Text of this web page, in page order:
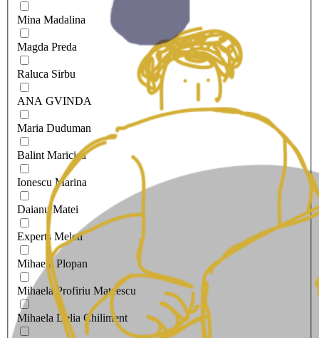
Mina Madalina
Magda Preda
Raluca Sirbu
ANA GVINDA
Maria Duduman
Balint Maricica
Ionescu Marina
Daianu Matei
Experts Meleti
Mihaela Plopan
Mihaela Profiriu Mateescu
Mihaela Delia Chiliment